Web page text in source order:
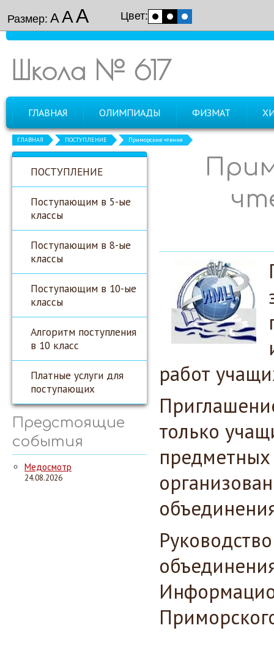
Размер: ААА Цвет:
Школа № 617
ГЛАВНАЯ ОЛИМПИАДЫ ФИЗМАТ
ГЛАВНАЯ ПОСТУПЛЕНИЕ Приморские чтения
ПОСТУПЛЕНИЕ
Поступающим в 5-ые
классы
Поступающим в 8-ые
классы
Поступающим в 10-ые
классы
Алгоритм поступления
в 10 класс
Платные услуги для
поступающих
Предстоящие
события
Медосмотр
24.08.2026
работ
только